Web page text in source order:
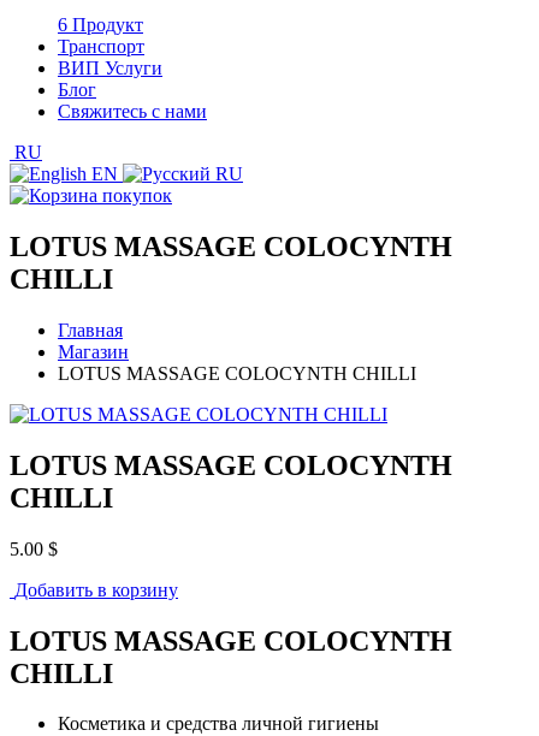
6 Продукт
Транспорт
ВИП Услуги
Блог
Свяжитесь с нами
RU
EN
RU
LOTUS MASSAGE COLOCYNTH
CHILLI
Главная
Магазин
LOTUS MASSAGE COLOCYNTH CHILLI
LOTUS MASSAGE COLOCYNTH
CHILLI
5.00 $
Добавить в корзину
LOTUS MASSAGE COLOCYNTH
CHILLI
Косметика и средства личной гигиены